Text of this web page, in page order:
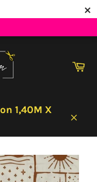
×
1,40M X